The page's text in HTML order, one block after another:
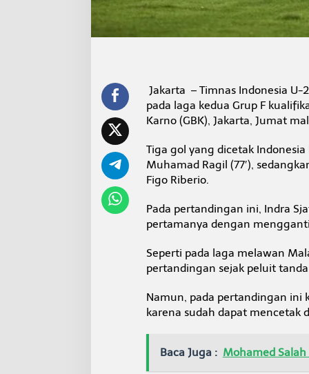
k
P
a
d
a
g
a
d
u
Jakarta – Timnas Indonesia
pada laga kedua Grup F
Karno (GBK), Jakarta, Jumat
Tiga gol yang dicetak Indonesia
Muhamad Ragil (77′),
Figo Riberio.
Pada pertandingan ini, Indra
pertamanya dengan
Seperti pada laga melawan
pertandingan sejak peluit
Namun, pada pertandingan ini
karena sudah dapat mencetak
Baca Juga : Mohamed